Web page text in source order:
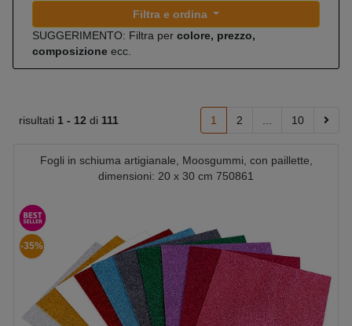
Filtra e ordina
SUGGERIMENTO: Filtra per colore, prezzo,
composizione ecc.
risultati 1 - 12 di 111 1 2 10
Fogli in schiuma artigianale, Moosgummi, con paillette,
dimensioni: 20 x 30 cm 750861
-35%